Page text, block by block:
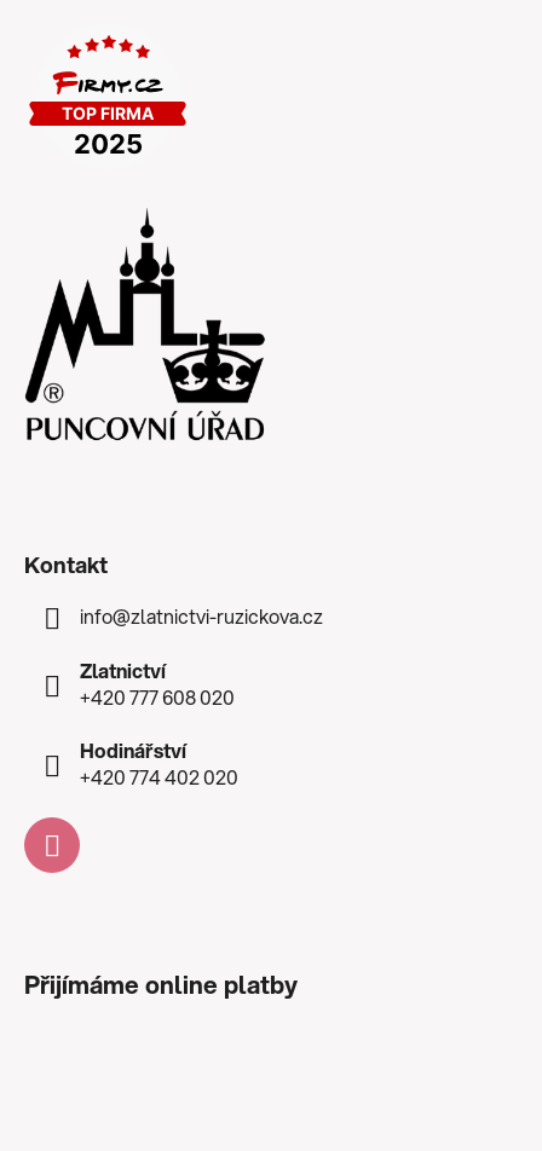
Kontakt
info@zlatnictvi-ruzickova.cz
Zlatnictví
+420 777 608 020
Hodinářství
+420 774 402 020
Přijímáme online platby